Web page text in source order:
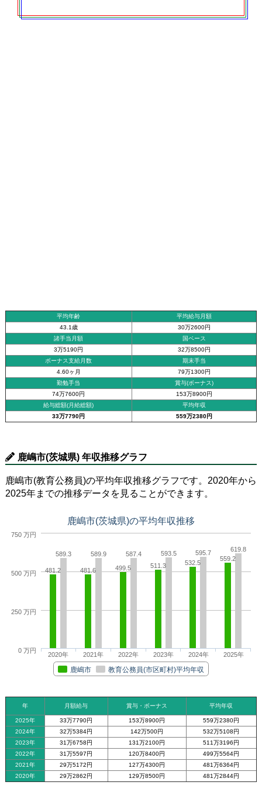
平均年齢
平均給与月額
43.1歳
30万2600円
諸手当月額
国ベース
3万5190円
32万8500円
ボーナス支給月数
期末手当
4.60ヶ月
79万1300円
勤勉手当
賞与(ボーナス)
74万7600円
153万8900円
給与総額(月給総額)
平均年収
33万7790円
559万2380円
鹿嶋市(茨城県) 年収推移グラフ
鹿嶋市(教育公務員)の平均年収推移グラフです。2020年から
2025年までの推移データを見ることができます。
鹿嶋市(茨城県)の平均年収推移
481.2 481.6 499.5 511.3 532.5
559.2
589.3 589.9 587.4 593.5 595.7 619.8
鹿嶋市 教育公務員(市区町村)平均年収
2020年 2021年 2022年 2023年 2024年 2025年
0 万円
250 万円
500 万円
750 万円
年 月額給与 賞与・ボーナス 平均年収
2025年 33万7790円 153万8900円
559万2380円
2024年
32万5384円 142万500円
532万5108円
2023年
31万6758円 131万2100円
511万3196円
2022年
31万5597円 120万8400円
499万5564円
2021年
29万5172円 127万4300円
481万6364円
2020年
29万2862円 129万8500円 481万2844円